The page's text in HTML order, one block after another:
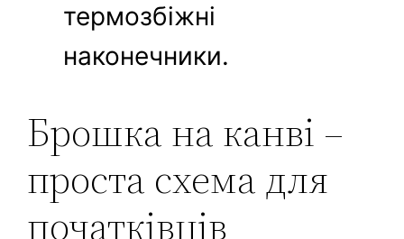
термозбіжні
наконечники.
Брошка на канві –
проста схема для
початківців